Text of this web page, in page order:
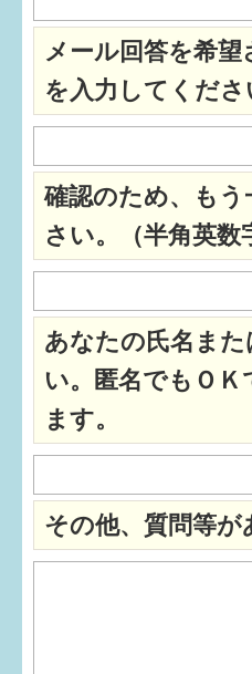
メール回答を希
を入力してくださ
確認のため、も
さい。（半角英数
あなたの氏名ま
い。匿名でもＯ
ます。
その他、質問等
パパもママも子育
ワンポイント英会
ソーシャルメディ
すまいるサポート